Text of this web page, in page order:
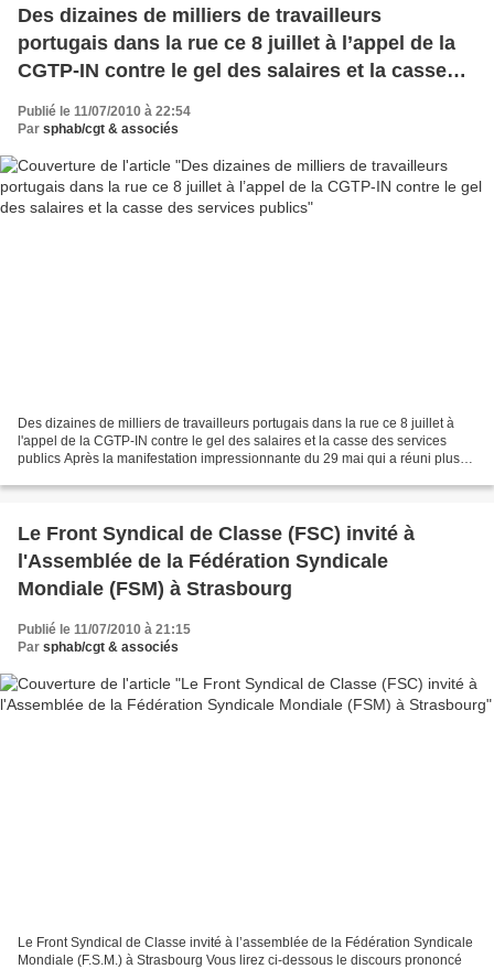
Des dizaines de milliers de travailleurs
portugais dans la rue ce 8 juillet à l’appel de la
CGTP-IN contre le gel des salaires et la casse
Publié le 11/07/2010 à 22:54
Par sphab/cgt & associés
Des dizaines de milliers de travailleurs portugais dans la rue ce 8 juillet à
l'appel de la CGTP-IN contre le gel des salaires et la casse des services
publics Après la manifestation impressionnante du 29 mai qui a réuni plus
Le Front Syndical de Classe (FSC) invité à
l'Assemblée de la Fédération Syndicale
Mondiale (FSM) à Strasbourg
Publié le 11/07/2010 à 21:15
Par sphab/cgt & associés
Le Front Syndical de Classe invité à l’assemblée de la Fédération Syndicale
Mondiale (F.S.M.) à Strasbourg Vous lirez ci-dessous le discours prononcé